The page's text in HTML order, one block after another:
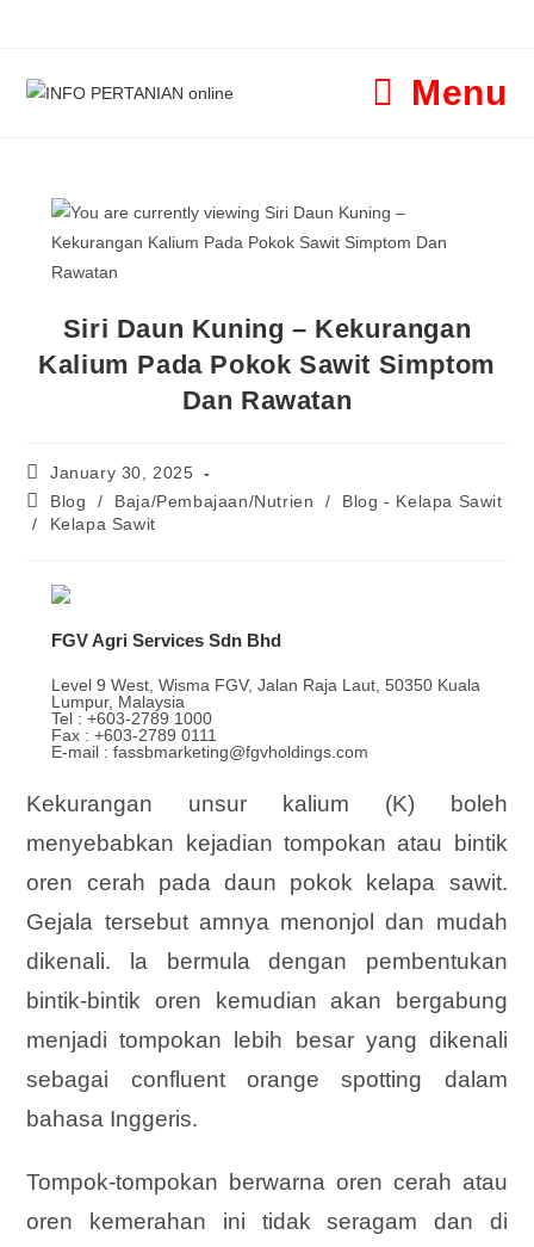
Menu
Siri Daun Kuning – Kekurangan
Kalium Pada Pokok Sawit Simptom
Dan Rawatan
January 30, 2025
Blog
/ Baja/Pembajaan/Nutrien /
Blog - Kelapa Sawit
/
Kelapa Sawit
FGV Agri Services Sdn Bhd
Level 9 West, Wisma FGV, Jalan Raja Laut, 50350 Kuala
Lumpur, Malaysia
Tel : +603-2789 1000
Fax : +603-2789 0111
E-mail : fassbmarketing@fgvholdings.com
Kekurangan unsur kalium (K) boleh
menyebabkan kejadian tompokan atau bintik
oren cerah pada daun pokok kelapa sawit.
Gejala tersebut amnya menonjol dan mudah
dikenali. la bermula dengan pembentukan
bintik-bintik oren kemudian akan bergabung
menjadi tompokan lebih besar yang dikenali
sebagai confluent orange spotting dalam
bahasa Inggeris.
Tompok-tompokan berwarna oren cerah atau
oren kemerahan ini tidak seragam dan di